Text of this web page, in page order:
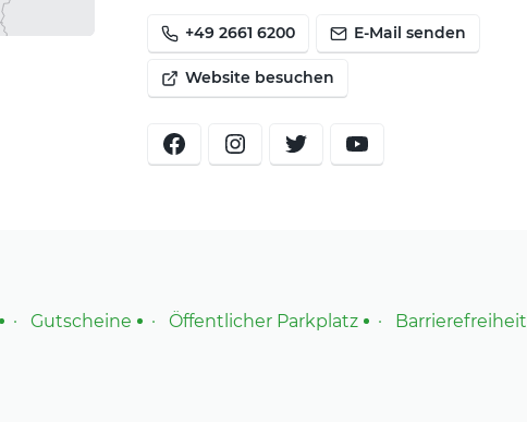
+49 2661 6200 E-Mail senden
Website besuchen
Gutscheine Öffentlicher Parkplatz Barrierefreiheit